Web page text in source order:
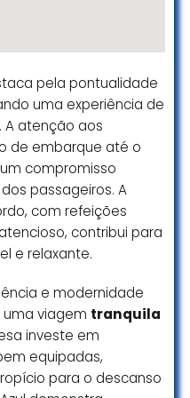
en regionais
fazer um check in
Joselia Sousa Neves
☆ 5/5
é uma ótima
famílias
de serem sócios.
gratuitos para
monitores
lanches com preços
(pão de queijo
a piscina, tem
apresentações
e no almoço, entre
Pri Smaile Fusco
pela pontualidade
uma experiência de
A atenção aos
de embarque até o
compromisso
passageiros. A
com refeições
contribui para
e relaxante.
e modernidade
viagem tranquila
investe em
equipadas,
para o descanso